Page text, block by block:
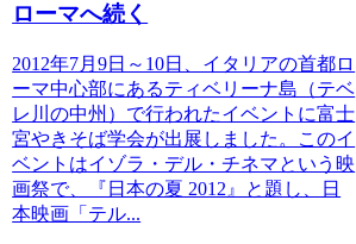
ローマへ続く
2012年7月9日～10日、イタリアの首都ロ
ーマ中心部にあるティベリーナ島（テベ
レ川の中州）で行われたイベントに富士
宮やきそば学会が出展しました。このイ
ベントはイゾラ・デル・チネマという映
画祭で、『日本の夏 2012』と題し、日
本映画「テル...